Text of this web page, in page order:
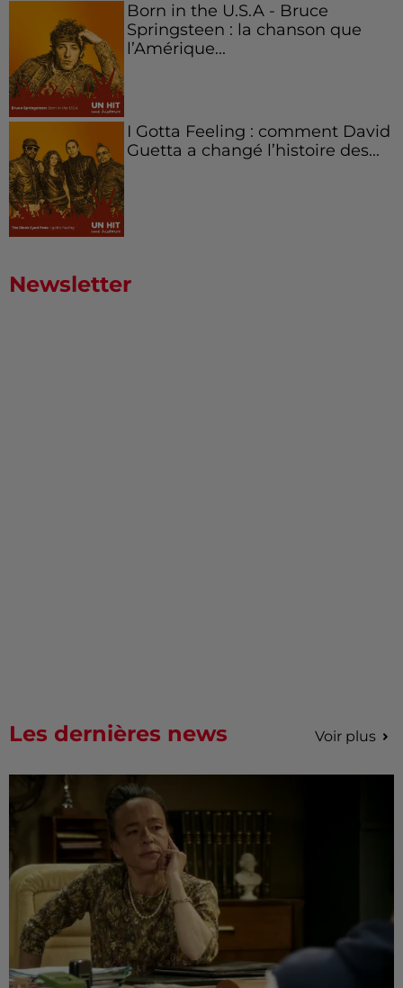
Born in the U.S.A - Bruce
Springsteen : la chanson que
l’Amérique...
I Gotta Feeling : comment David
Guetta a changé l’histoire des...
Newsletter
Les dernières news Voir plus